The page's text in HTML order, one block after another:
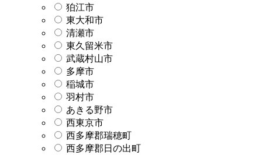
狛江市
東大和市
清瀬市
東久留米市
武蔵村山市
多摩市
稲城市
羽村市
あきる野市
西東京市
西多摩郡瑞穂町
西多摩郡日の出町